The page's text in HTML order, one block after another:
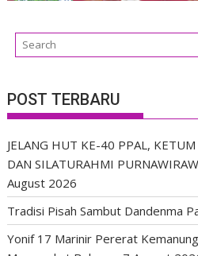
POST TERBARU
JELANG HUT KE-40 PPAL,
DAN SILATURAHMI
August 2026
Tradisi Pisah Sambut Dandenma
Yonif 17 Marinir Pererat